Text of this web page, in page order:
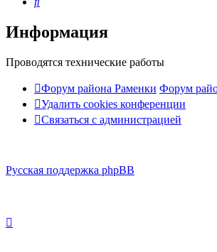
Информация
Проводятся технические работы
Форум района Раменки Форум
Удалить cookies конференции
Связаться с администрацией
Русская поддержка phpBB